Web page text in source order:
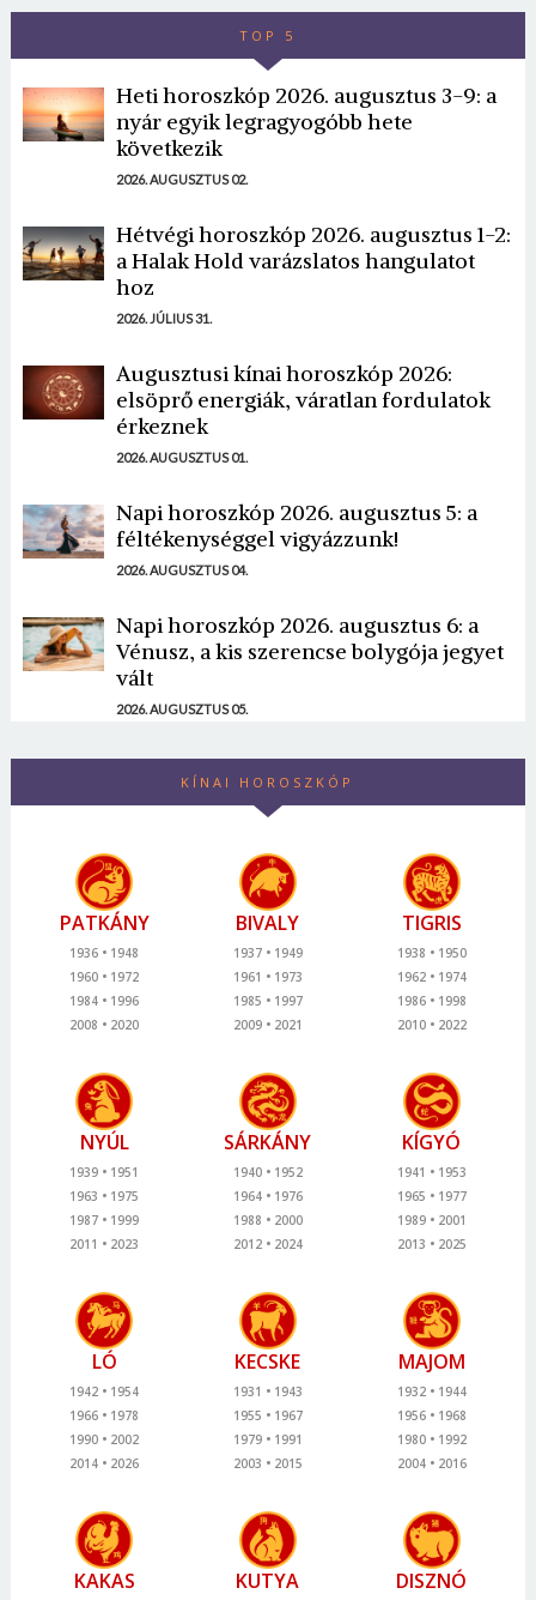
TOP 5
Heti horoszkóp 2026. augusztus 3-9: a
nyár egyik legragyogóbb hete
következik
2026. AUGUSZTUS 02.
Hétvégi horoszkóp 2026. augusztus 1-2:
a Halak Hold varázslatos hangulatot
hoz
2026. JÚLIUS 31.
Augusztusi kínai horoszkóp 2026:
elsöprő energiák, váratlan fordulatok
érkeznek
2026. AUGUSZTUS 01.
Napi horoszkóp 2026. augusztus 5: a
féltékenységgel vigyázzunk!
2026. AUGUSZTUS 04.
Napi horoszkóp 2026. augusztus 6: a
Vénusz, a kis szerencse bolygója jegyet
vált
2026. AUGUSZTUS 05.
KÍNAI HOROSZKÓP
PATKÁNY
1936
1948
1960
1972
1984
1996
2008
2020
BIVALY
1937
1949
1961
1973
1985
1997
2009
2021
TIGRIS
1938
1950
1962
1974
1986
1998
2010
2022
NYÚL
1939
1951
1963
1975
1987
1999
2011
2023
SÁRKÁNY
1940
1952
1964
1976
1988
2000
2012
2024
KÍGYÓ
1941
1953
1965
1977
1989
2001
2013
2025
LÓ
1942
1954
1966
1978
1990
2002
2014
2026
KECSKE
1931
1943
1955
1967
1979
1991
2003
2015
MAJOM
1932
1944
1956
1968
1980
1992
2004
2016
KAKAS KUTYA DISZNÓ